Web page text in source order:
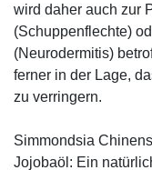
wird daher auch zur
(Schuppenflechte)
(Neurodermitis)
ferner in der Lage,
zu verringern.
Simmondsia
Jojobaöl: Ein